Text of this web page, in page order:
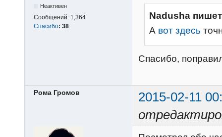
Неактивен
Сообщений: 1,364
Спасибо: 38
Nadusha
А вот здесь
Спасибо,
Рома Громов
2015-02-11